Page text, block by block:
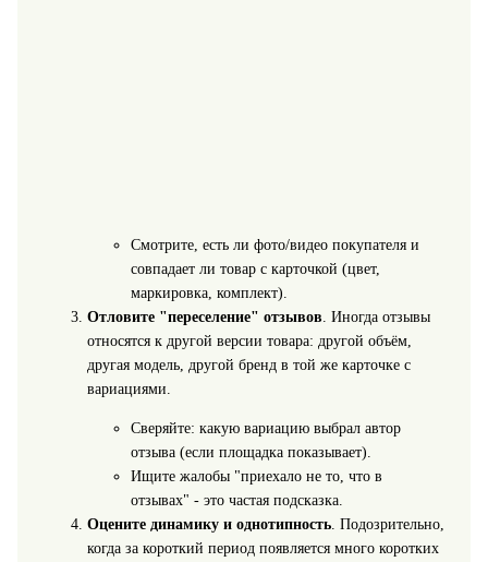
Смотрите, есть ли фото/видео покупателя и
совпадает ли товар с карточкой (цвет,
маркировка, комплект).
Отловите "переселение" отзывов . Иногда отзывы
относятся к другой версии товара: другой объём,
другая модель, другой бренд в той же карточке с
вариациями.
Сверяйте: какую вариацию выбрал автор
отзыва (если площадка показывает).
Ищите жалобы "приехало не то, что в
отзывах" - это частая подсказка.
Оцените динамику и однотипность. Подозрительно,
когда за короткий период появляется много коротких